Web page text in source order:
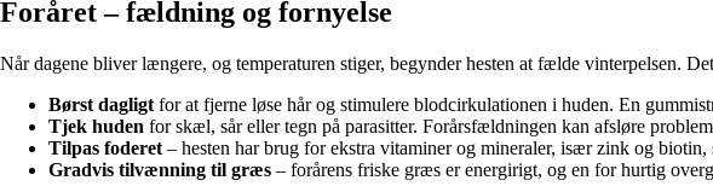
Foråret – fældning og fornyelse
Når dagene bliver længere, og temperaturen stiger, begynder hesten at fælde vinterpelsen.
Børst dagligt for at fjerne løse hår og stimulere blodcirkulationen i huden. En
Tjek huden for skæl, sår eller tegn på parasitter. Forårsfældningen kan afsløre
Tilpas foderet – hesten har brug for ekstra vitaminer og mineraler, især zink og
Gradvis tilvænning til græs – forårens friske græs er energirigt, og en for hurtig